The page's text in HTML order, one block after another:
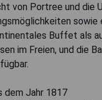
von Portree und die
Buffet als
im Freien, und die
dem Jahr 1817